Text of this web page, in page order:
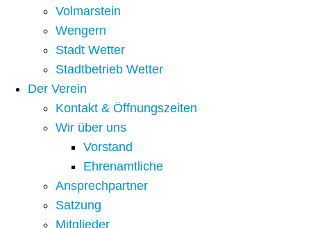
Volmarstein
Wengern
Stadt Wetter
Stadtbetrieb Wetter
Der Verein
Kontakt & Öffnungszeiten
Wir über uns
Vorstand
Ehrenamtliche
Ansprechpartner
Satzung
Mitglieder